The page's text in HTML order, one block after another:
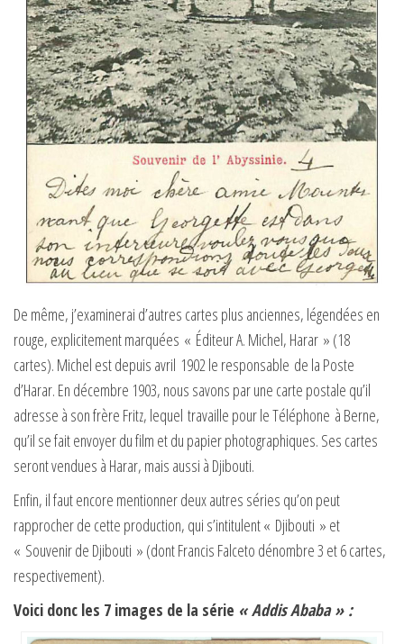
De même, j’examinerai d’autres cartes plus anciennes, légendées en
rouge, explicitement marquées « Éditeur A. Michel, Harar » (18
cartes). Michel est depuis avril 1902 le responsable de la Poste
d’Harar. En décembre 1903, nous savons par une carte postale qu’il
adresse à son frère Fritz, lequel travaille pour le Téléphone à Berne,
qu’il se fait envoyer du film et du papier photographiques. Ses cartes
seront vendues à Harar, mais aussi à Djibouti.
Enfin, il faut encore mentionner deux autres séries qu’on peut
rapprocher de cette production, qui s’intitulent « Djibouti » et
« Souvenir de Djibouti » (dont Francis Falceto dénombre 3 et 6 cartes,
respectivement).
Voici donc les 7 images de la série « Addis Ababa » :